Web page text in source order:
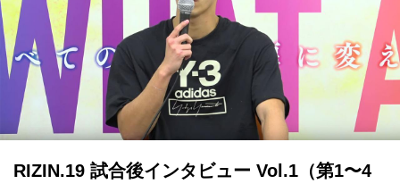
RIZIN.19 試合後インタビュー Vol.1（第1〜4